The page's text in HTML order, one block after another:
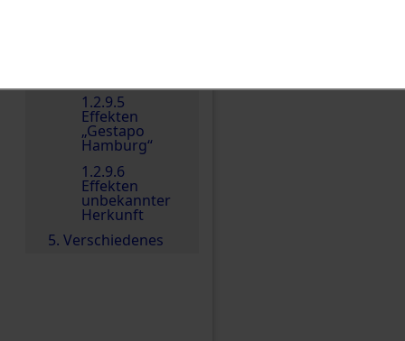
1.2.9.5
Effekten
„Gestapo
Hamburg“
1.2.9.6
Effekten
unbekannter
Herkunft
5. Verschiedenes